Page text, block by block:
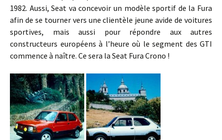
1982. Aussi, Seat va concevoir un modèle sportif de la Fura
afin de se tourner vers une clientèle jeune avide de voitures
sportives, mais aussi pour répondre aux autres
constructeurs européens à l’heure où le segment des GTI
commence à naître. Ce sera la Seat Fura Crono !